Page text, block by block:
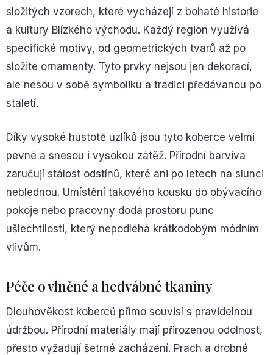
složitých vzorech, které vycházejí z bohaté historie
a kultury Blízkého východu. Každý region využívá
specifické motivy, od geometrických tvarů až po
složité ornamenty. Tyto prvky nejsou jen dekorací,
ale nesou v sobě symboliku a tradici předávanou po
staletí.
Díky vysoké hustotě uzlíků jsou tyto koberce velmi
pevné a snesou i vysokou zátěž. Přírodní barviva
zaručují stálost odstínů, které ani po letech na slunci
neblednou. Umístění takového kousku do obývacího
pokoje nebo pracovny dodá prostoru punc
ušlechtilosti, který nepodléhá krátkodobým módním
vlivům.
Péče o vlněné a hedvábné tkaniny
Dlouhověkost koberců přímo souvisí s pravidelnou
údržbou. Přírodní materiály mají přirozenou odolnost,
přesto vyžadují šetrné zacházení. Prach a drobné